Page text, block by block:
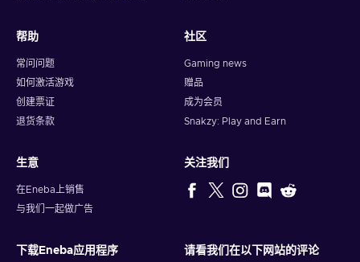
帮助
常问问题
如何激活游戏
创建票证
退货条款
社区
Gaming news
赠品
成为会员
Snakzy: Play and Earn
生意
在Eneba上销售
与我们一起做广告
关注我们
下载Eneba应用程序 请看我们在以下网站的评论